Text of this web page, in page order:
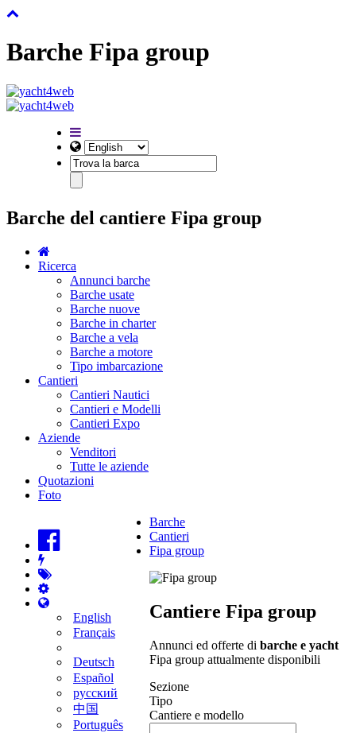
Barche Fipa group
Barche del cantiere Fipa group
Ricerca
Annunci barche
Barche usate
Barche nuove
Barche in charter
Barche a vela
Barche a motore
Tipo imbarcazione
Cantieri
Cantieri Nautici
Cantieri e Modelli
Cantieri Expo
Aziende
Venditori
Tutte le aziende
Quotazioni
Foto
English
Français
Deutsch
Español
русский
中国
Português
Barche
Cantieri
Fipa group
Cantiere Fipa group
Annunci ed offerte di barche e yacht
Fipa group attualmente disponibili
Sezione
Tipo
Cantiere e modello